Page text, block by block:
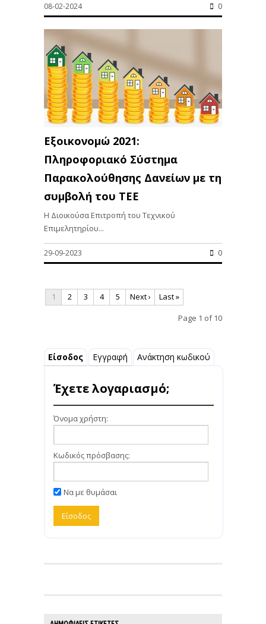
08-02-2024 0
Εξοικονομώ 2021:
Πληροφοριακό Σύστημα
Παρακολούθησης Δανείων με τη
συμβολή του ΤΕΕ
Η Διοικούσα Επιτροπή του Τεχνικού
Επιμελητηρίου...
29-09-2023 0
1 2 3 4 5 Next ›
Last »
Page 1 of 10
Είσοδος Εγγραφή Ανάκτηση κωδικού
Έχετε λογαριασμό;
Όνομα χρήστη:
Κωδικός πρόσβασης:
Να με θυμάσαι